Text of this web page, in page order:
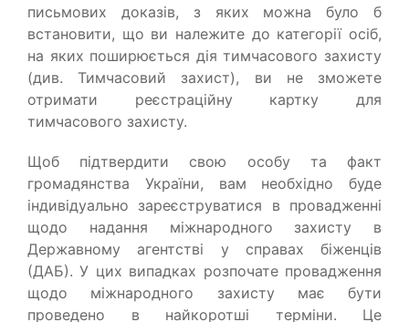
письмових доказів, з яких можна було б
встановити, що ви належите до категорії осіб,
на яких поширюється дія тимчасового захисту
(див. Тимчасовий захист), ви не зможете
отримати реєстраційну картку для
тимчасового захисту.
Щоб підтвердити свою особу та факт
громадянства України, вам необхідно буде
індивідуально зареєструватися в провадженні
щодо надання міжнародного захисту в
Державному агентстві у справах біженців
(ДАБ). У цих випадках розпочате провадження
щодо міжнародного захисту має бути
проведено в найкоротші терміни. Це